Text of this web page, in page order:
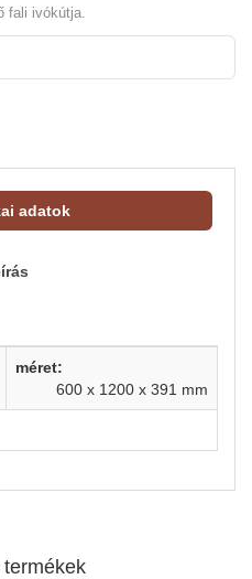
fali ivókútja.
adatok
méret:
600 x 1200 x 391 mm